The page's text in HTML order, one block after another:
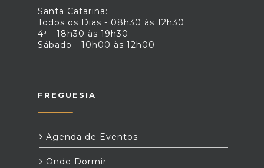
Santa Catarina:
Todos os Dias - 08h30 às 12h30
4ª - 18h30 às 19h30
Sábado - 10h00 às 12h00
FREGUESIA
Agenda de Eventos
Onde Dormir